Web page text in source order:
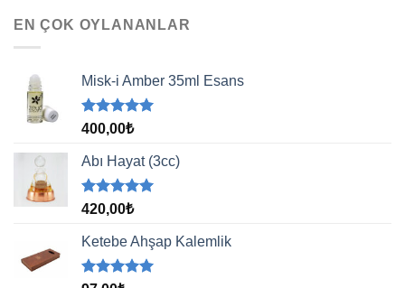
EN ÇOK OYLANANLAR
Misk-i Amber 35ml Esans
5 üzerinden
aldı
400,00₺
Abı Hayat (3cc)
5 üzerinden
aldı
420,00₺
Ketebe Ahşap Kalemlik